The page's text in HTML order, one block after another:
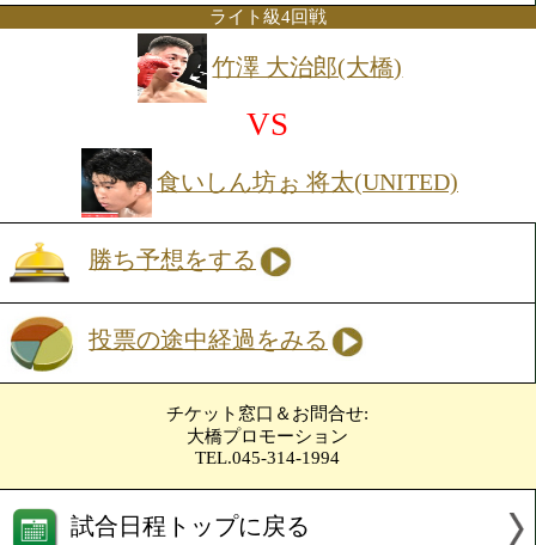
勝ち予想をする
投票の途中経過をみる
見どころ:1年2ヶ月ぶりのリングとなる
ジャブからワンツー左ボディにつなげ
スの良い右ボクサーファイター。B級初
活をアピールしたい。ハンマーは、変
きから右フック、左ボディにつなげる
とする。初回からガンガン仕掛けてい
ヘビー級4回戦
星 龍之介(大橋)